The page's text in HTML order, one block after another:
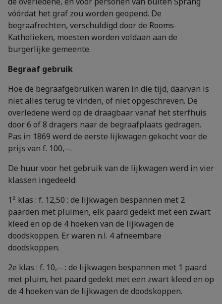
vóórdat het graf zou worden geopend. De
begraafrechten, verschuldigd door de Rooms-
Katholieken, moesten worden voldaan aan de
burgerlijke gemeente.
Begraaf gebruik
Hoe de begraafgebruiken waren in die tijd, daarvan is
niet alles terug te vinden, of niet opgeschreven. De
overledene werd op de draagbaar vanaf het sterfhuis
door 6 of 8 dragers naar de begraafplaats gedragen.
Pas in 1869 werd de eerste lijkwagen gekocht voor de
prijs van f. 100,--.
De huur voor het gebruik van de lijkwagen werd in vier
klassen ingedeeld:
1 e klas : f. 12,50 : de lijkwagen bespannen met 2
paarden met pluimen, elk paard gedekt met een zwart
kleed en op de 4 hoeken van de lijkwagen de
doodskoppen. Er waren n.l. 4 afneembare
doodskoppen.
2e klas : f. 10,-- : de lijkwagen bespannen met 1 paard
met pluim, het paard gedekt met een zwart kleed en op
de 4 hoeken van de lijkwagen de doodskoppen.